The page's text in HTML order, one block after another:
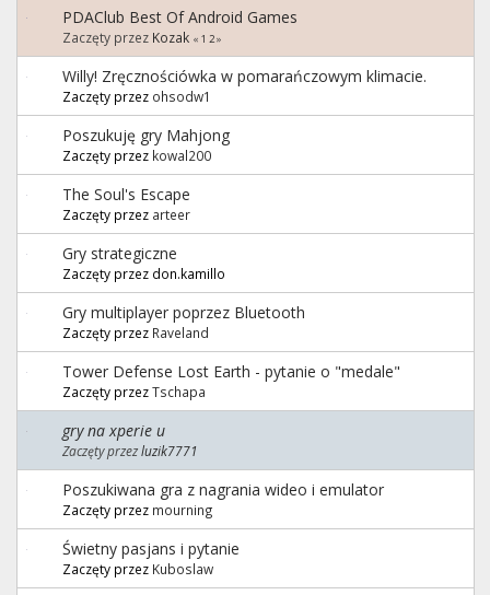
PDAClub Best Of Android Games
Zaczęty przez Kozak « 1 2»
Willy! Zręcznościówka w pomarańczowym klimacie.
Zaczęty przez ohsodw1
Poszukuję gry Mahjong
Zaczęty przez kowal200
The Soul's Escape
Zaczęty przez arteer
Gry strategiczne
Zaczęty przez don.kamillo
Gry multiplayer poprzez Bluetooth
Zaczęty przez Raveland
Tower Defense Lost Earth - pytanie o "medale"
Zaczęty przezTschapa
gry na xperie u
Zaczęty przezluzik7771
Poszukiwana gra z nagrania wideo i emulator
Zaczęty przez mourning
Świetny pasjans i pytanie
Zaczęty przez Kuboslaw